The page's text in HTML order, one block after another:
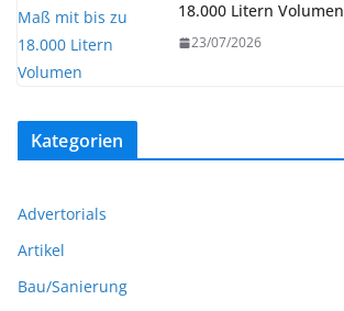
18.000 Litern Volumen
23/07/2026
Kategorien
Advertorials
Artikel
Bau/Sanierung